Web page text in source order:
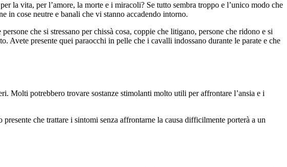
la vita, per l’amore, la morte e i miracoli? Se tutto sembra troppo e l’unico modo che
in cose neutre e banali che vi stanno accadendo intorno.
che si stressano per chissà cosa, coppie che litigano, persone che ridono e si
Avete presente quei paraocchi in pelle che i cavalli indossano durante le parate e che
Molti potrebbero trovare sostanze stimolanti molto utili per affrontare l’ansia e i
che trattare i sintomi senza affrontarne la causa difficilmente porterà a un